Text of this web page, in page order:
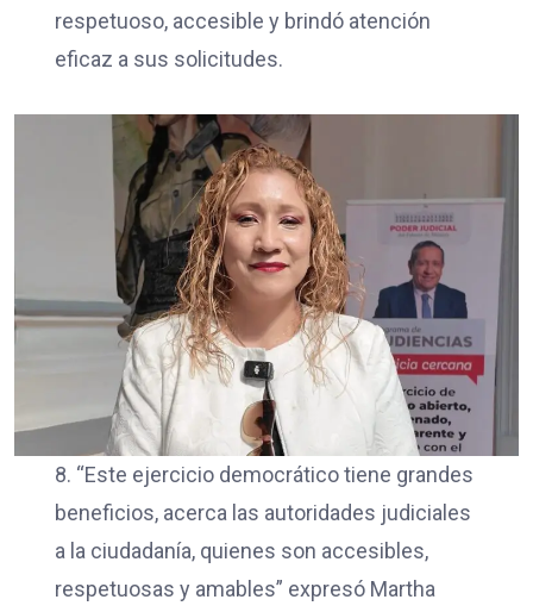
respetuoso, accesible y brindó atención
eficaz a sus solicitudes.
8. “Este ejercicio democrático tiene grandes
beneficios, acerca las autoridades judiciales
a la ciudadanía, quienes son accesibles,
respetuosas y amables” expresó Martha